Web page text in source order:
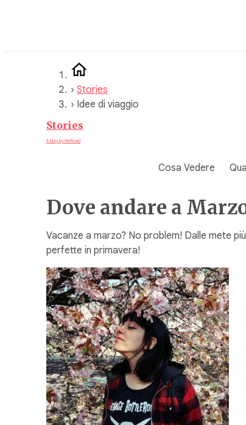
› Stories
› Idee di viaggio
Stories
A blog by WeRoad
Cosa Vedere
Dove andare a
Vacanze a marzo? No problem! Dalle mete
perfette in primavera!